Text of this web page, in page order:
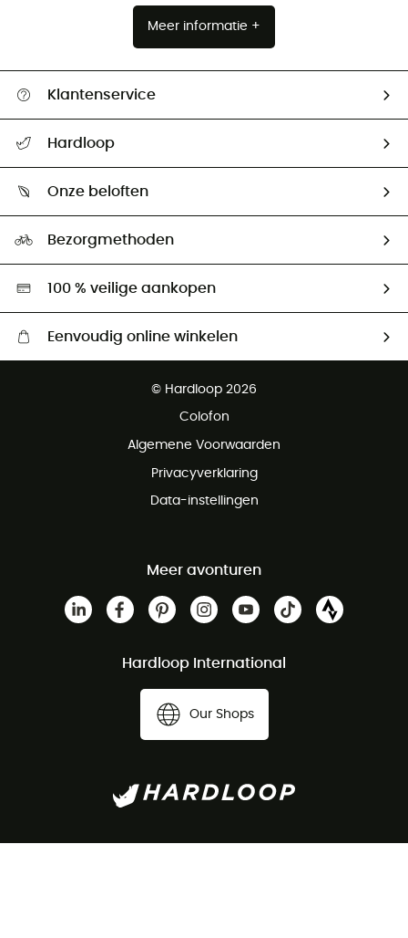
Meer informatie +
Klantenservice
Mijn zending volgen
Retourzendingen & Terugbetalingen
Hardloop
Ambassadeurs
Onze beloften
Hardgreen
Bezorgmethoden
100 % veilige aankopen
Eenvoudig online winkelen
Gratis retourneren binnen 100 dagen
© Hardloop 2026
Colofon
Algemene Voorwaarden
Privacyverklaring
Data-instellingen
Meer avonturen
Hardloop International
Our Shops